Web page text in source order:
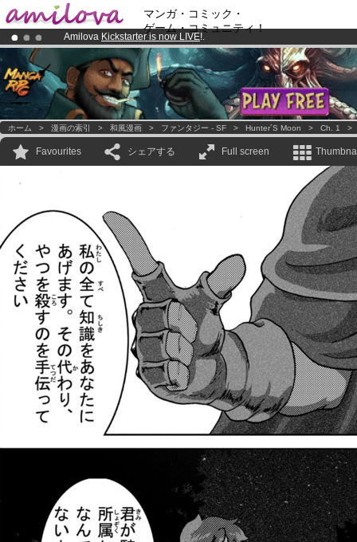
マンガ・コミック・
ゲーム・コミュニティ！
Amilova Kickstarter is now LIVE!.
Premium membership from3.95 eurosper month !Get membership
Already 100000membersand 1000 comics & mangas!.
ホーム > 漫画の索引 > 和風漫画 > ファンタジー - SF > Hunter´s Moon > Ch. 1
Favourites シェアする Full screen